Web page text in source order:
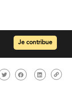
Je contribue